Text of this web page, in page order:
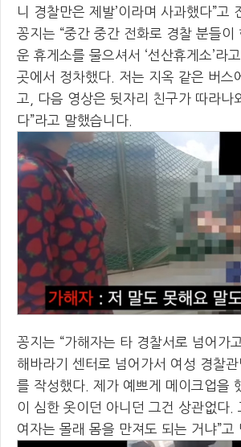
니 경찰만은 제발’이라며 사과했다”고
꽁지는 “중간 중간 전화로 경찰 분들이
운 휴게소를 물으셔서 ‘선산휴게소’라
곳에서 정차했다. 저는 지옥 같은 버스
고, 다음 영상은 뒷자리 친구가 따라나
다”라고 말했습니다.
꽁지는 “가해자는 타 경찰서로 넘어가
해바라기 센터로 넘어가서 여성 경찰
를 작성했다. 제가 예쁘게 메이크업을
이 심한 옷이던 아니던 그건 상관없다.
여자는 몰래 몸을 만져도 되는 거냐”고